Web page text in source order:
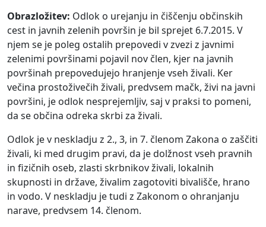
Obrazložitev: Odlok o urejanju in čiščenju občinskih
cest in javnih zelenih površin je bil sprejet 6.7.2015. V
njem se je poleg ostalih prepovedi v zvezi z javnimi
zelenimi površinami pojavil nov člen, kjer na javnih
površinah prepovedujejo hranjenje vseh živali. Ker
večina prostoživečih živali, predvsem mačk, živi na javni
površini, je odlok nesprejemljiv, saj v praksi to pomeni,
da se občina odreka skrbi za živali.
Odlok je v neskladju z 2., 3, in 7. členom Zakona o zaščiti
živali, ki med drugim pravi, da je dolžnost vseh pravnih
in fizičnih oseb, zlasti skrbnikov živali, lokalnih
skupnosti in države, živalim zagotoviti bivališče, hrano
in vodo. V neskladju je tudi z Zakonom o ohranjanju
narave, predvsem 14. členom.